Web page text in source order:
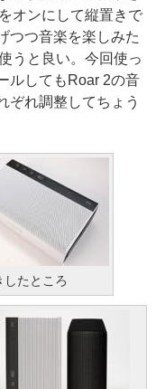
オンにして縦置きで
つつ音楽を楽しみた
うと良い。今回使っ
ルしてもRoar 2の音
ぞれ調整してちょう
したところ